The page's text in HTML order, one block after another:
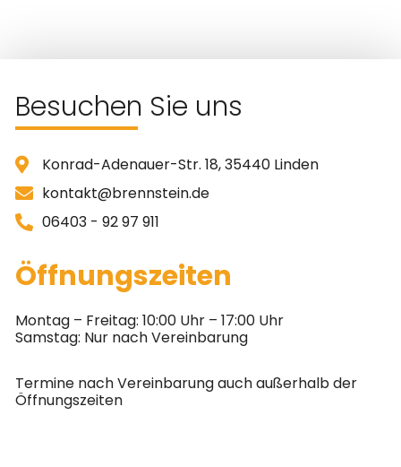
Besuchen Sie uns
Konrad-Adenauer-Str. 18, 35440 Linden
kontakt@brennstein.de
06403 - 92 97 911
Öffnungszeiten
Montag – Freitag: 10:00 Uhr – 17:00 Uhr
Samstag: Nur nach Vereinbarung
Termine nach Vereinbarung auch außerhalb der
Öffnungszeiten